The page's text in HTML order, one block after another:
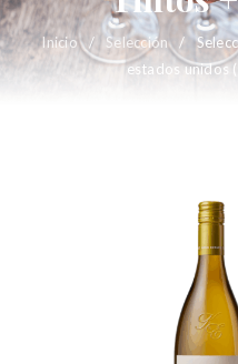
Inicio / Selección /
estados unidos